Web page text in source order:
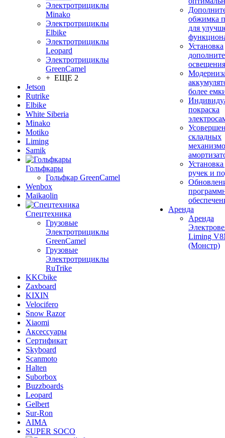
Электротрициклы
Minako
Электротрициклы
Elbike
Электротрициклы
Leopard
Электротрициклы
GreenCamel
+ ЕЩЕ 2
Jetson
Rutrike
Elbike
White Siberia
Minako
Motiko
Liming
Samik
Гольфкары
Гольфкар GreenCamel
Wenbox
Maikaolin
Спецтехника
Грузовые
Электротрициклы
GreenCamel
Грузовые
Электротрициклы
RuTrike
KKCbike
Zaxboard
KIXIN
Velocifero
Snow Razor
Xiaomi
Аксессуары
Сертификат
Skyboard
Scanmoto
Halten
Suborbox
Buzzboards
Leopard
Gelbert
Sur-Ron
AIMA
SUPER SOCO
обжимка
для
Установка
освещения
более
покраска
складных
ручек и
Аренда
Аренда
Liming
(Монстр)